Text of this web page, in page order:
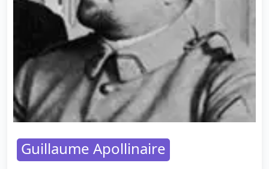
Guillaume Apollinaire